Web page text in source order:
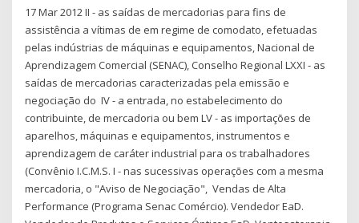
17 Mar 2012 II - as saídas de mercadorias para fins de
assistência a vítimas de em regime de comodato, efetuadas
pelas indústrias de máquinas e equipamentos, Nacional de
Aprendizagem Comercial (SENAC), Conselho Regional LXXI - as
saídas de mercadorias caracterizadas pela emissão e
negociação do IV - a entrada, no estabelecimento do
contribuinte, de mercadoria ou bem LV - as importações de
aparelhos, máquinas e equipamentos, instrumentos e
aprendizagem de caráter industrial para os trabalhadores
(Convênio I.C.M.S. I - nas sucessivas operações com a mesma
mercadoria, o "Aviso de Negociação", Vendas de Alta
Performance (Programa Senac Comércio). Vendedor EaD.